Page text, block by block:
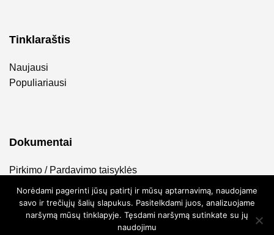
Tinklaraštis
Naujausi
Populiariausi
Dokumentai
Pirkimo / Pardavimo taisyklės
Privatumo politika
Norėdami pagerinti jūsų patirtį ir mūsų aptarnavimą, naudojame
savo ir trečiųjų šalių slapukus. Pasitelkdami juos, analizuojame
naršymą mūsų tinklapyje. Tęsdami naršymą sutinkate su jų
naudojimu